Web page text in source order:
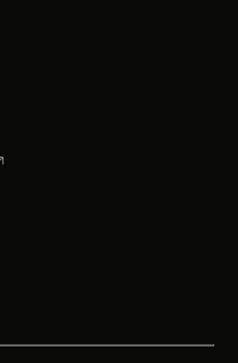
in a new tab
tab
in a new tab
a new tab